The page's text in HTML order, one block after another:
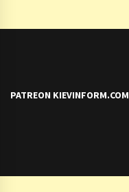
PATREON KIEVINFORM.COM